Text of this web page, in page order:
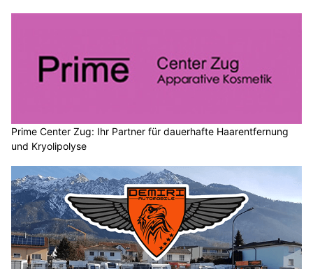
Prime Center Zug: Ihr Partner für dauerhafte Haarentfernung
und Kryolipolyse